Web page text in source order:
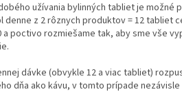
užívania bylinných tabliet je
denne z 2 rôznych produktov = 12 tabliet
a poctivo rozmiešame tak, aby sme vše
dávke (obvykle 12 a viac tabliet)
dňa ako kávu, v tomto prípade